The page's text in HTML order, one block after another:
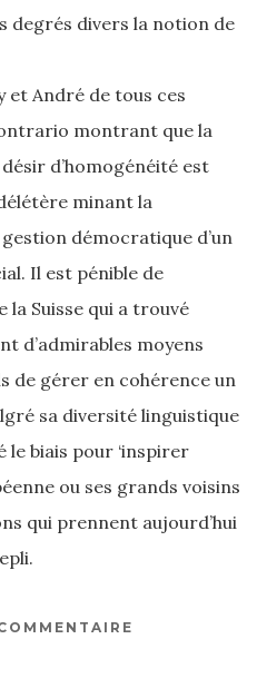
degrés divers la notion de
et André de tous ces
montrant que la
d’homogénéité est
minant la
démocratique d’un
Il est pénible de
la Suisse qui a trouvé
d’admirables moyens
de gérer en cohérence un
sa diversité linguistique
le biais pour ‘inspirer
ou ses grands voisins
qui prennent aujourd’hui